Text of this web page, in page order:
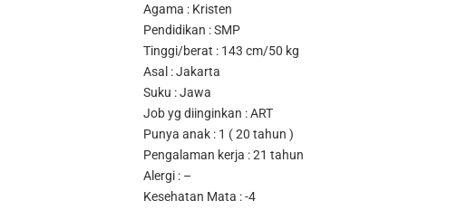
Agama : Kristen
Pendidikan : SMP
Tinggi/berat : 143 cm/50 kg
Asal : Jakarta
Suku : Jawa
Job yg diinginkan : ART
Punya anak : 1 ( 20 tahun )
Pengalaman kerja : 21 tahun
Alergi : –
Kesehatan Mata : -4